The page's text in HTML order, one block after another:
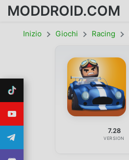
MODDROID.COM
Inizio Giochi Racing
7.28
VERSION